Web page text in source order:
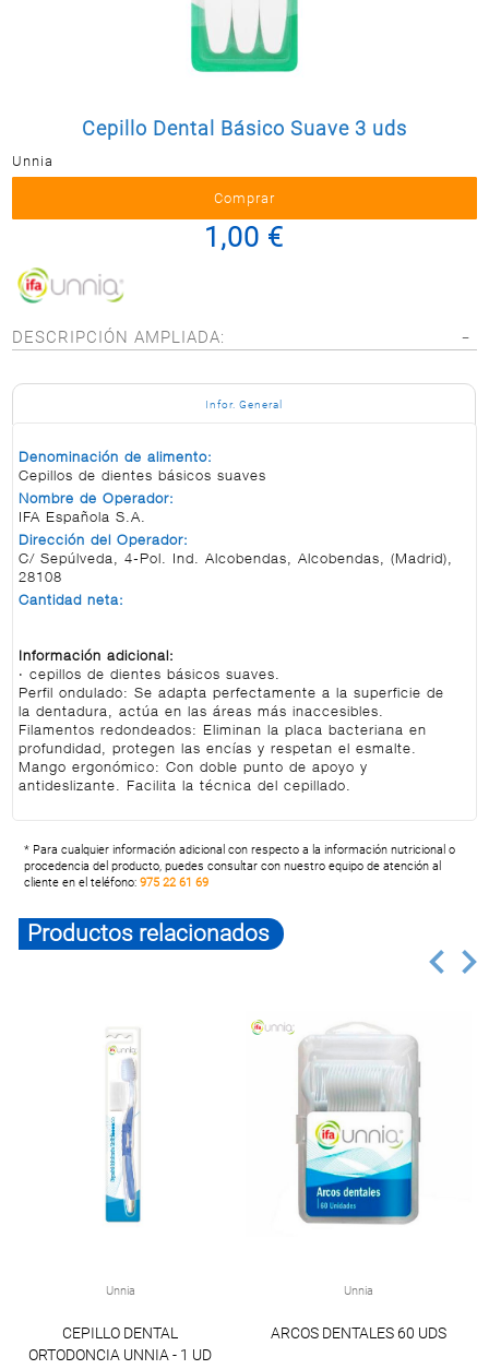
Postal
Cepillo Dental Básico Suave 3 uds
Unnia
1,00 €
DESCRIPCIÓN AMPLIADA:
Infor. General
Denominación de alimento:
Cepillos de dientes básicos suaves
Nombre de Operador:
IFA Española S.A.
Dirección del Operador:
C/ Sepúlveda, 4-Pol. Ind. Alcobendas, Alcobendas, (Madrid),
28108
Cantidad neta:
Información adicional:
· cepillos de dientes básicos suaves.
Perfil ondulado: Se adapta perfectamente a la superficie de
la dentadura, actúa en las áreas más inaccesibles.
Filamentos redondeados: Eliminan la placa bacteriana en
profundidad, protegen las encías y respetan el esmalte.
Mango ergonómico: Con doble punto de apoyo y
antideslizante. Facilita la técnica del cepillado.
* Para cualquier información adicional con respecto a la información nutricional o
procedencia del producto, puedes consultar con nuestro equipo de atención al
cliente en el teléfono:975 22 61 69
Productos relacionados
Unnia
CEPILLO DENTAL
ORTODONCIA UNNIA - 1 UD
Unnia
ARCOS DENTALES 60 UDS